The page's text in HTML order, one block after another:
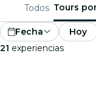
Todos Tours
Fecha Hoy
21 experiencias